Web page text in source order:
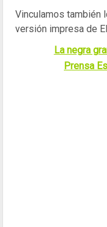
Vinculamos también
versión impresa de
La negra
Prensa